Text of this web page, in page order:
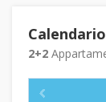
Calendario
2+2